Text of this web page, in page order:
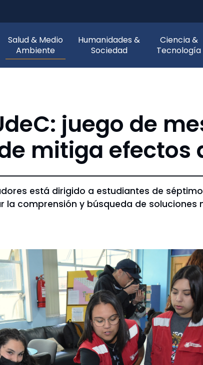
Salud & Medio
Ambiente
Humanidades &
Sociedad
Ciencia &
Tecnología
juego de
mitiga
está dirigido a estudiantes de
comprensión y búsqueda de soluciones